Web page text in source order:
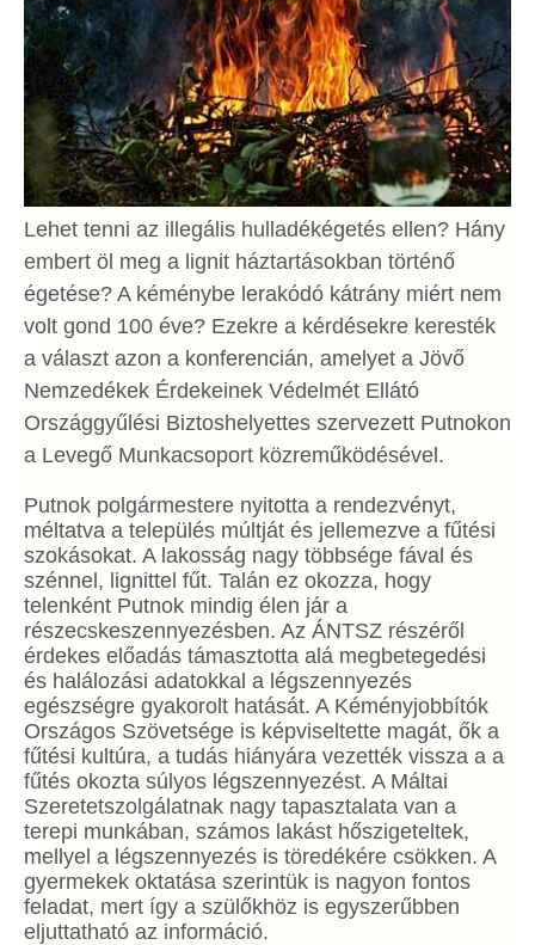
Lehet tenni az illegális hulladékégetés ellen? Hány
embert öl meg a lignit háztartásokban történő
égetése? A kéménybe lerakódó kátrány miért nem
volt gond 100 éve? Ezekre a kérdésekre keresték
a választ azon a konferencián, amelyet a Jövő
Nemzedékek Érdekeinek Védelmét Ellátó
Országgyűlési Biztoshelyettes szervezett Putnokon
a Levegő Munkacsoport közreműködésével.
Putnok polgármestere nyitotta a rendezvényt,
méltatva a település múltját és jellemezve a fűtési
szokásokat. A lakosság nagy többsége fával és
szénnel, lignittel fűt. Talán ez okozza, hogy
telenként Putnok mindig élen jár a
részecskeszennyezésben. Az ÁNTSZ részéről
érdekes előadás támasztotta alá megbetegedési
és halálozási adatokkal a légszennyezés
egészségre gyakorolt hatását. A Kéményjobbítók
Országos Szövetsége is képviseltette magát, ők a
fűtési kultúra, a tudás hiányára vezették vissza a a
fűtés okozta súlyos légszennyezést. A Máltai
Szeretetszolgálatnak nagy tapasztalata van a
terepi munkában, számos lakást hőszigeteltek,
mellyel a légszennyezés is töredékére csökken. A
gyermekek oktatása szerintük is nagyon fontos
feladat, mert így a szülőkhöz is egyszerűbben
eljuttatható az információ.